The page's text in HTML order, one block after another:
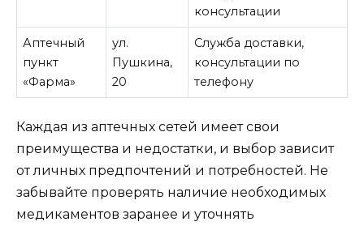
консультации
Аптечный
пункт
«Фарма»
ул.
Пушкина,
20
Служба доставки,
консультации по
телефону
Каждая из аптечных сетей имеет свои
преимущества и недостатки, и выбор зависит
от личных предпочтений и потребностей. Не
забывайте проверять наличие необходимых
медикаментов заранее и уточнять